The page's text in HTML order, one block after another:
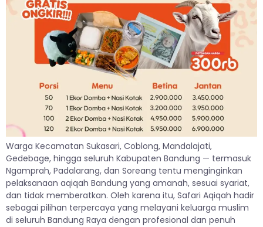
Warga Kecamatan Sukasari, Coblong, Mandalajati,
Gedebage, hingga seluruh Kabupaten Bandung — termasuk
Ngamprah, Padalarang, dan Soreang tentu menginginkan
pelaksanaan aqiqah Bandung yang amanah, sesuai syariat,
dan tidak memberatkan. Oleh karena itu, Safari Aqiqah hadir
sebagai pilihan terpercaya yang melayani keluarga muslim
di seluruh Bandung Raya dengan profesional dan penuh